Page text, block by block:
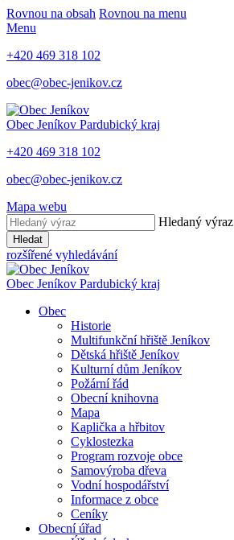
Rovnou na obsah Rovnou na menu
Menu
+420 469 318 102
obec@obec-jenikov.cz
Obec Jeníkov Pardubický kraj
+420 469 318 102
obec@obec-jenikov.cz
Mapa webu
Hledaný výraz
Hledat
rozšířené vyhledávání
Obec Jeníkov Pardubický kraj
Obec
Historie
Multifunkční hřiště Jeníkov
Dětská hřiště Jeníkov
Kulturní dům Jeníkov
Požární řád
Obecní knihovna
Mapa
Kaplička a hřbitov
Cyklostezka
Program rozvoje obce
Samovýroba dřeva
Vodní hospodářství
Informace z obce
Ceníky
Obecní úřad